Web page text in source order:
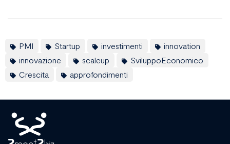
PMI Startup investimenti
innovation
innovazione
scaleup
SviluppoEconomico
Crescita
approfondimenti